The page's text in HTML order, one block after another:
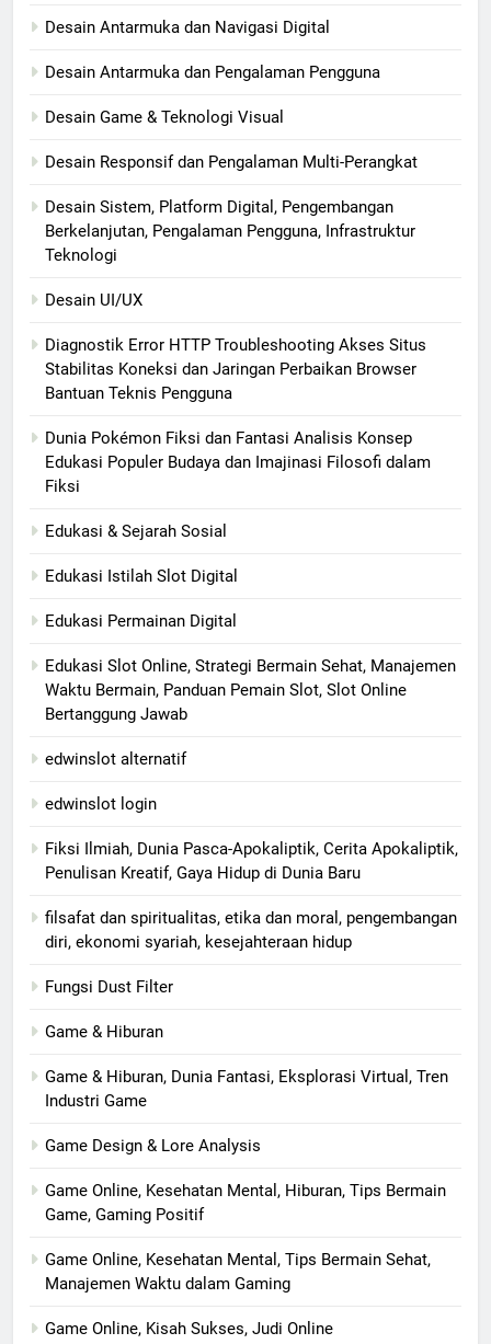
Desain Antarmuka dan Navigasi Digital
Desain Antarmuka dan Pengalaman Pengguna
Desain Game & Teknologi Visual
Desain Responsif dan Pengalaman Multi-Perangkat
Desain Sistem, Platform Digital, Pengembangan
Berkelanjutan, Pengalaman Pengguna, Infrastruktur
Teknologi
Desain UI/UX
Diagnostik Error HTTP Troubleshooting Akses Situs
Stabilitas Koneksi dan Jaringan Perbaikan Browser
Bantuan Teknis Pengguna
Dunia Pokémon Fiksi dan Fantasi Analisis Konsep
Edukasi Populer Budaya dan Imajinasi Filosofi dalam
Fiksi
Edukasi & Sejarah Sosial
Edukasi Istilah Slot Digital
Edukasi Permainan Digital
Edukasi Slot Online, Strategi Bermain Sehat, Manajemen
Waktu Bermain, Panduan Pemain Slot, Slot Online
Bertanggung Jawab
edwinslot alternatif
edwinslot login
Fiksi Ilmiah, Dunia Pasca-Apokaliptik, Cerita Apokaliptik,
Penulisan Kreatif, Gaya Hidup di Dunia Baru
filsafat dan spiritualitas, etika dan moral, pengembangan
diri, ekonomi syariah, kesejahteraan hidup
Fungsi Dust Filter
Game & Hiburan
Game & Hiburan, Dunia Fantasi, Eksplorasi Virtual, Tren
Industri Game
Game Design & Lore Analysis
Game Online, Kesehatan Mental, Hiburan, Tips Bermain
Game, Gaming Positif
Game Online, Kesehatan Mental, Tips Bermain Sehat,
Manajemen Waktu dalam Gaming
Game Online, Kisah Sukses, Judi Online